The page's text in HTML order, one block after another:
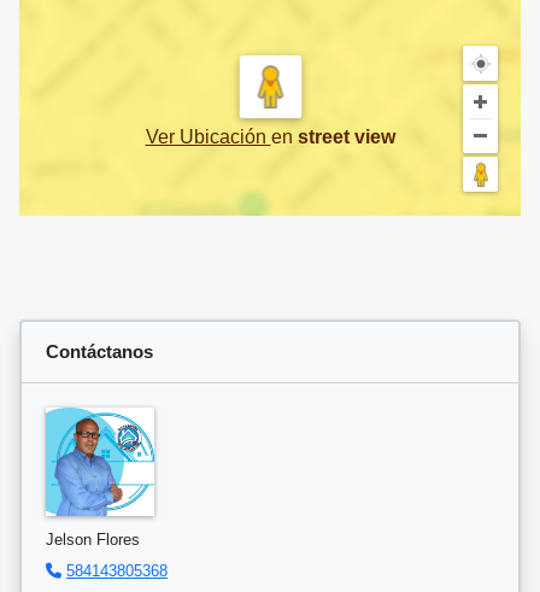
Ver Ubicación en street view
Contáctanos
Jelson Flores
584143805368